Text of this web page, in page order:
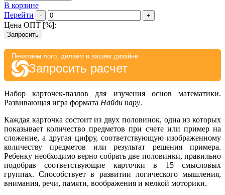
В корзине
Перейти
- +
Цена ОПТ [%]:
Запросить
Печатаем лого, делаем в вашем дизайне
Запросить расчет
Набор карточек-пазлов для изучения основ математики.
Развивающая игра формата Найди пару.
Каждая карточка состоит из двух половинок, одна из которых
показывает количество предметов при счете или пример на
сложение, а другая цифру, соответствующую изображенному
количеству предметов или результат решения примера.
Ребенку необходимо верно собрать две половинки, правильно
подобрав соответствующие карточки в 15 смысловых
группах. Способствует в развитии логического мышления,
внимания, речи, памяти, воображения и мелкой моторики.